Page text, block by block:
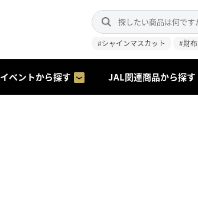
#シャインマスカット #財布
イベントから探す JAL関連商品から探す